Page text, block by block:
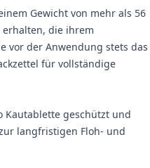
Gewicht von mehr als 56
erhalten, die ihrem
vor der Anwendung stets das
für vollständige
Kautablette geschützt und
langfristigen Floh- und